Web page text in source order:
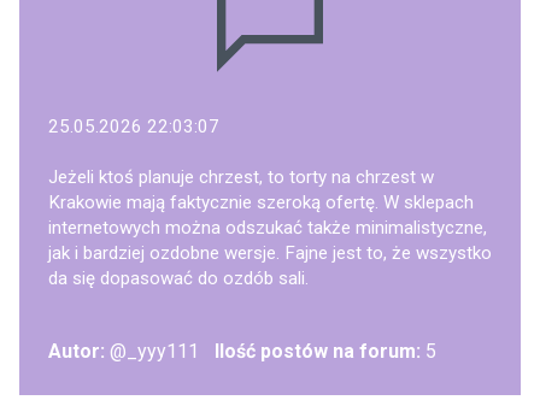
25.05.2026 22:03:07
Jeżeli ktoś planuje chrzest, to torty na chrzest w
Krakowie mają faktycznie szeroką ofertę. W sklepach
internetowych można odszukać także minimalistyczne,
jak i bardziej ozdobne wersje. Fajne jest to, że wszystko
da się dopasować do ozdób sali.
Autor: @_yyy111 Ilość postów na forum: 5